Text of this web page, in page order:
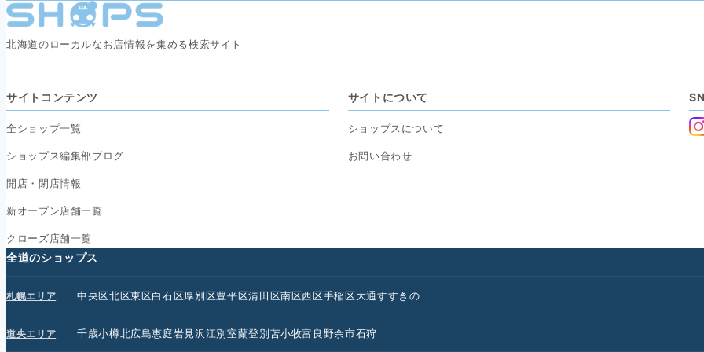
北海道のローカルなお店情報を集める検索サイト
サイトコンテンツ
全ショップ一覧
ショップス編集部ブログ
開店・閉店情報
新オープン店舗一覧
クローズ店舗一覧
サイトについて
ショップスについて
お問い合わせ
全道のショップス
札幌エリア 中央区北区東区白石区厚別区豊平区清田区南区西区手稲区大通すすきの
道央エリア 千歳小樽北広島恵庭岩見沢江別室蘭登別苫小牧富良野余市石狩